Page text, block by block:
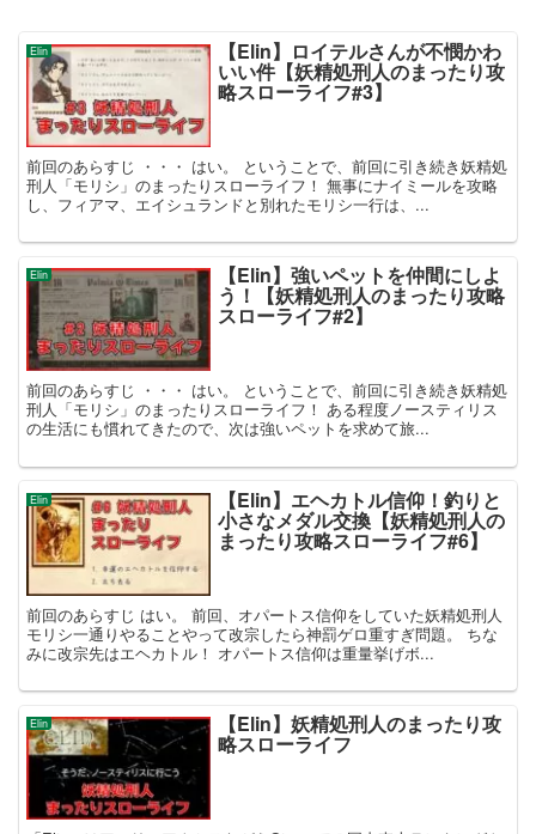
Elin 【Elin】ロイテルさんが不憫かわ
いい件【妖精処刑人のまったり攻
略スローライフ#3】
前回のあらすじ ・・・ はい。 ということで、前回に引き続き妖精処
刑人「モリシ」のまったりスローライフ！ 無事にナイミールを攻略
し、フィアマ、エイシュランドと別れたモリシ一行は、...
Elin 【Elin】強いペットを仲間にしよ
う！【妖精処刑人のまったり攻略
スローライフ#2】
前回のあらすじ ・・・ はい。 ということで、前回に引き続き妖精処
刑人「モリシ」のまったりスローライフ！ ある程度ノースティリス
の生活にも慣れてきたので、次は強いペットを求めて旅...
Elin 【Elin】エヘカトル信仰！釣りと
小さなメダル交換【妖精処刑人の
まったり攻略スローライフ#6】
前回のあらすじ はい。 前回、オパートス信仰をしていた妖精処刑人
モリシ一通りやることやって改宗したら神罰ゲロ重すぎ問題。 ちな
みに改宗先はエヘカトル！ オパートス信仰は重量挙げボ...
Elin 【Elin】妖精処刑人のまったり攻
略スローライフ